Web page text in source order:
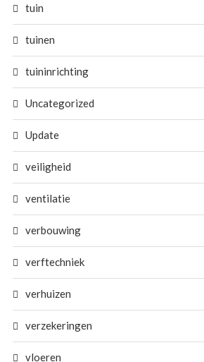
tuin
tuinen
tuininrichting
Uncategorized
Update
veiligheid
ventilatie
verbouwing
verftechniek
verhuizen
verzekeringen
vloeren